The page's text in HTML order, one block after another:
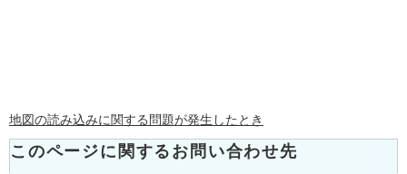
地図の読み込みに関する問題が発生したとき
このページに関するお問い合わせ先